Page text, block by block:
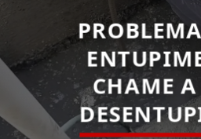
CHAME A